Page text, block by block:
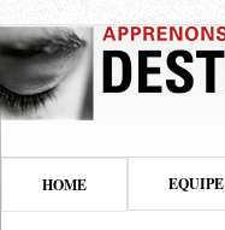
HOME EQUIPE